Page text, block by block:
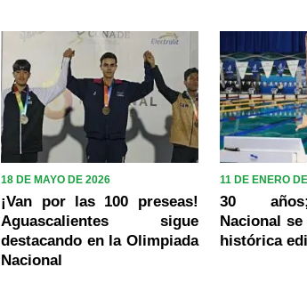
18 DE MAYO DE 2026
¡Van por las 100 preseas!
Aguascalientes sigue
destacando en la Olimpiada
Nacional
11 DE ENERO
30
Nacional
histórica